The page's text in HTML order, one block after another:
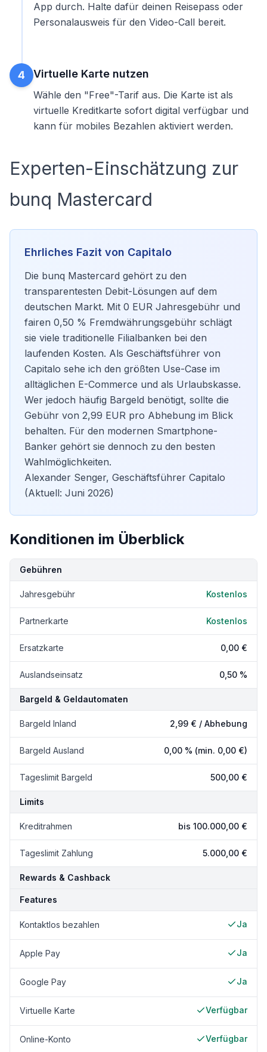
App durch. Halte dafür deinen Reisepass oder
Personalausweis für den Video-Call bereit.
4 Virtuelle Karte nutzen
Wähle den "Free"-Tarif aus. Die Karte ist als
virtuelle Kreditkarte sofort digital verfügbar und
kann für mobiles Bezahlen aktiviert werden.
Experten-Einschätzung zur
bunq Mastercard
Ehrliches Fazit von Capitalo
Die bunq Mastercard gehört zu den
transparentesten Debit-Lösungen auf dem
deutschen Markt. Mit 0 EUR Jahresgebühr und
fairen 0,50 % Fremdwährungsgebühr schlägt
sie viele traditionelle Filialbanken bei den
laufenden Kosten. Als Geschäftsführer von
Capitalo sehe ich den größten Use-Case im
alltäglichen E-Commerce und als Urlaubskasse.
Wer jedoch häufig Bargeld benötigt, sollte die
Gebühr von 2,99 EUR pro Abhebung im Blick
behalten. Für den modernen Smartphone-
Banker gehört sie dennoch zu den besten
Wahlmöglichkeiten.
Alexander Senger, Geschäftsführer Capitalo
(Aktuell: Juni 2026)
Konditionen im Überblick
Kondition Details
Gebühren
Jahresgebühr Kostenlos
Partnerkarte Kostenlos
Ersatzkarte 0,00 €
Auslandseinsatz 0,50 %
Bargeld & Geldautomaten
Bargeld Inland 2,99 € / Abhebung
Bargeld Ausland 0,00 % (min. 0,00 €)
Tageslimit Bargeld 500,00 €
Limits
Kreditrahmen bis 100.000,00 €
Tageslimit Zahlung 5.000,00 €
Rewards & Cashback
Features
Kontaktlos bezahlen Ja
Apple Pay Ja
Google Pay Ja
Virtuelle Karte Verfügbar
Online-Konto Verfügbar